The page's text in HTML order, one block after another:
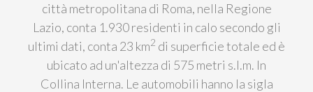
città metropolitana di Roma, nella Regione
Lazio, conta 1.930 residenti in calo secondo gli
ultimi dati, conta 23 km2 di superficie totale ed è
ubicato ad un'altezza di 575 metri s.l.m. In
Collina Interna. Le automobili hanno la sigla